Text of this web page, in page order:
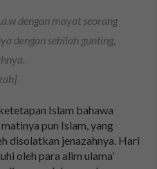
dengan mayat seorang
dengan sebilah gunting,
Islam bahawa
pun Islam, yang
disolatkan jenazahnya. Hari
oleh para alim ulama’